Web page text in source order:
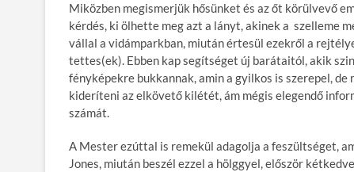
Miközben megismerjük hősünket és az őt körülvevő
kérdés, ki ölhette meg azt a lányt, akinek a szelleme
vállal a vidámparkban, miután értesül ezekről a
tettes(ek). Ebben kap segítséget új barátaitól, akik
fényképekre bukkannak, amin a gyilkos is szerepel,
kideríteni az elkövető kilétét, ám mégis elegendő
számát.
A Mester ezúttal is remekül adagolja a feszültséget,
Jones, miután beszél ezzel a hölggyel, először